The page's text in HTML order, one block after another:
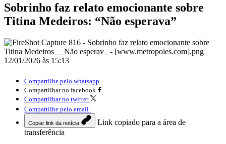
Sobrinho faz relato emocionante sobre
Titina Medeiros: “Não esperava”
12/01/2026 às 15:13
Compartilhe pelo whatsapp
Compartilhar no facebook
Compartilhar no twitter
Compartilhe pelo email
Copiar link da notícia
Link copiado para a área de
transferência